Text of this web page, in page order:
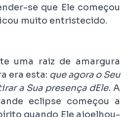
se que Ele começou
muito entristecido.
uma raiz de amargura
era esta: que agora o Seu
a Sua presença dEle. A
eclipse começou a
quando Ele ajoelhou-